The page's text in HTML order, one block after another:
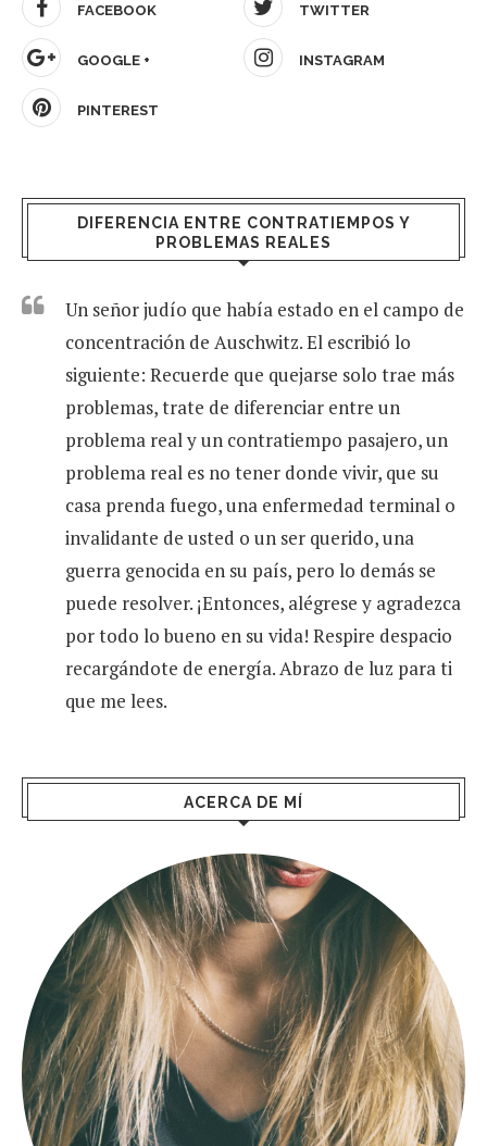
FACEBOOK TWITTER
GOOGLE + INSTAGRAM
PINTEREST
DIFERENCIA ENTRE CONTRATIEMPOS Y
PROBLEMAS REALES
Un señor judío que había estado en el campo de
concentración de Auschwitz. El escribió lo
siguiente: Recuerde que quejarse solo trae más
problemas, trate de diferenciar entre un
problema real y un contratiempo pasajero, un
problema real es no tener donde vivir, que su
casa prenda fuego, una enfermedad terminal o
invalidante de usted o un ser querido, una
guerra genocida en su país, pero lo demás se
puede resolver. ¡Entonces, alégrese y agradezca
por todo lo bueno en su vida! Respire despacio
recargándote de energía. Abrazo de luz para ti
que me lees.
ACERCA DE MÍ